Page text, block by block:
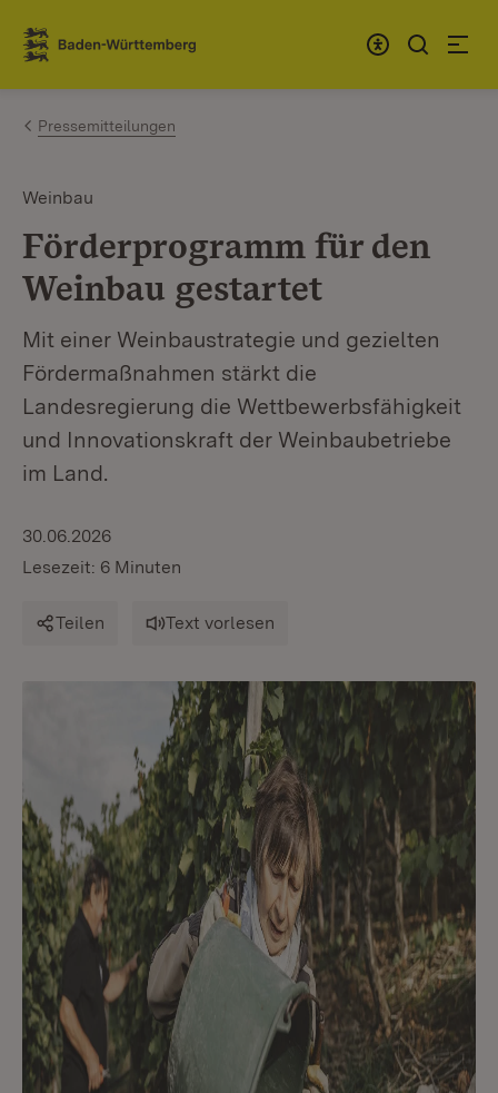
Zum Inhalt springen
Link zur Startseite
Pressemitteilungen
Weinbau
Förderprogramm für den
Weinbau gestartet
Mit einer Weinbaustrategie und gezielten
Fördermaßnahmen stärkt die
Landesregierung die Wettbewerbsfähigkeit
und Innovationskraft der Weinbaubetriebe
im Land.
30.06.2026
Lesezeit: 6 Minuten
Teilen Text vorlesen